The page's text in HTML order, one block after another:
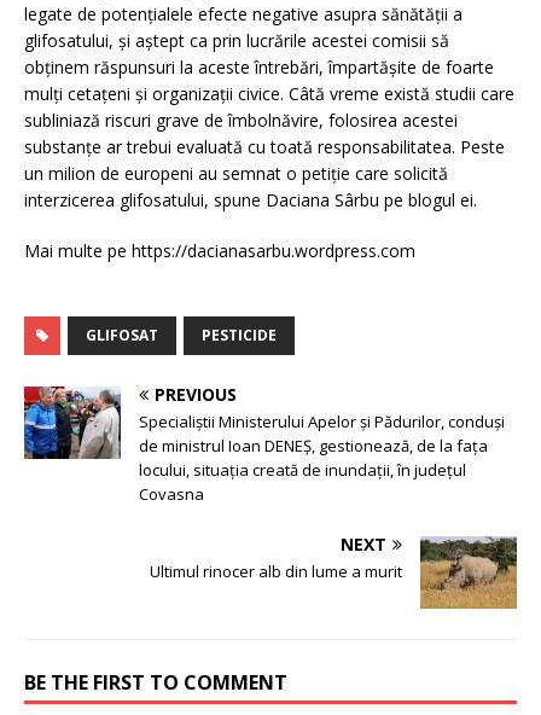
legate de potențialele efecte negative asupra sănătății a
glifosatului, și aștept ca prin lucrările acestei comisii să
obținem răspunsuri la aceste întrebări, împartășite de foarte
mulți cetațeni și organizații civice. Câtă vreme există studii care
subliniază riscuri grave de îmbolnăvire, folosirea acestei
substanțe ar trebui evaluată cu toată responsabilitatea. Peste
un milion de europeni au semnat o petiție care solicită
interzicerea glifosatului, spune Daciana Sârbu pe blogul ei.
Mai multe pe https://dacianasarbu.wordpress.com
GLIFOSAT PESTICIDE
PREVIOUS
Specialiștii Ministerului Apelor și Pădurilor, conduși
de ministrul Ioan DENEȘ, gestionează, de la fața
locului, situația creată de inundații, în județul
Covasna
NEXT
Ultimul rinocer alb din lume a murit
BE THE FIRST TO COMMENT